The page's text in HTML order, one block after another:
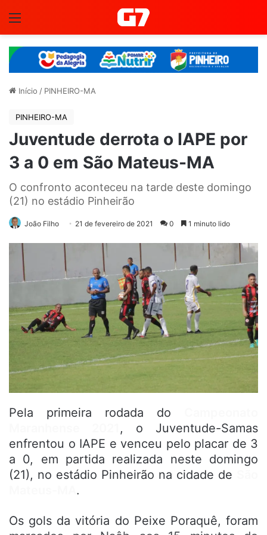
Início / PINHEIRO-MA
PINHEIRO-MA
Juventude derrota o IAPE por
3 a 0 em São Mateus-MA
O confronto aconteceu na tarde deste domingo
(21) no estádio Pinheirão
João Filho 21 de fevereiro de 2021 0 1 minuto lido
Pela primeira rodada do
, o Juventude-Samas
enfrentou o IAPE e venceu pelo placar de 3
a 0, em partida realizada neste domingo
(21), no estádio Pinheirão na cidade de
.
Os gols da vitória do Peixe Poraquê, foram